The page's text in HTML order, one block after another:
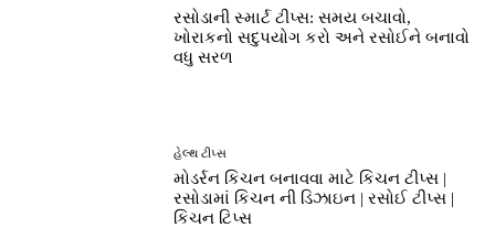
રસોડાની સ્માર્ટ ટીપ્સ: સમય બચાવો,
ખોરાકનો સદુપયોગ કરો અને રસોઈને બનાવો
વધુ સરળ
હેલ્થ ટીપ્સ
મોડર્રન કિચન બનાવવા માટે કિચન ટીપ્સ |
રસોડામાં કિચન ની ડિઝાઇન | રસોઈ ટીપ્સ |
કિચન ટિપ્સ